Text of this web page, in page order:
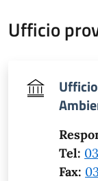
Ufficio
Tel:
Fax: